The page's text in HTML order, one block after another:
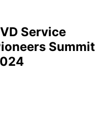
Service
Summit